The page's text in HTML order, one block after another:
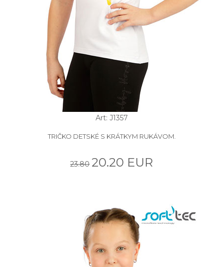
Art: J1357
TRIČKO DETSKÉ S KRÁTKYM RUKÁVOM.
23.80 20.20 EUR